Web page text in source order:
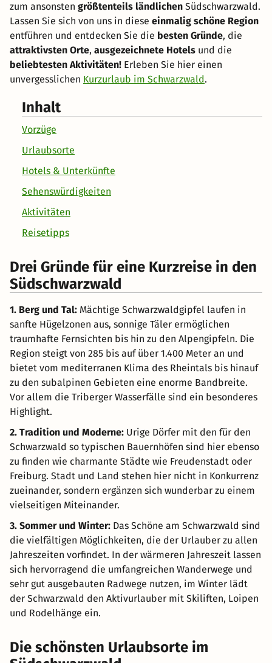
zum ansonsten größtenteils ländlichen Südschwarzwald.
Lassen Sie sich von uns in diese einmalig schöne Region
entführen und entdecken Sie die besten Gründe, die
attraktivsten Orte, ausgezeichnete Hotels und die
beliebtesten Aktivitäten! Erleben Sie hier einen
unvergesslichen Kurzurlaub im Schwarzwald.
Inhalt
Vorzüge
Urlaubsorte
Hotels & Unterkünfte
Sehenswürdigkeiten
Aktivitäten
Reisetipps
Drei Gründe für eine Kurzreise in den
Südschwarzwald
1. Berg und Tal: Mächtige Schwarzwaldgipfel laufen in
sanfte Hügelzonen aus, sonnige Täler ermöglichen
traumhafte Fernsichten bis hin zu den Alpengipfeln. Die
Region steigt von 285 bis auf über 1.400 Meter an und
bietet vom mediterranen Klima des Rheintals bis hinauf
zu den subalpinen Gebieten eine enorme Bandbreite.
Vor allem die Triberger Wasserfälle sind ein besonderes
Highlight.
2. Tradition und Moderne: Urige Dörfer mit den für den
Schwarzwald so typischen Bauernhöfen sind hier ebenso
zu finden wie charmante Städte wie Freudenstadt oder
Freiburg. Stadt und Land stehen hier nicht in Konkurrenz
zueinander, sondern ergänzen sich wunderbar zu einem
vielseitigen Miteinander.
3. Sommer und Winter: Das Schöne am Schwarzwald sind
die vielfältigen Möglichkeiten, die der Urlauber zu allen
Jahreszeiten vorfindet. In der wärmeren Jahreszeit lassen
sich hervorragend die umfangreichen Wanderwege und
sehr gut ausgebauten Radwege nutzen, im Winter lädt
der Schwarzwald den Aktivurlauber mit Skiliften, Loipen
und Rodelhänge ein.
Die schönsten Urlaubsorte im